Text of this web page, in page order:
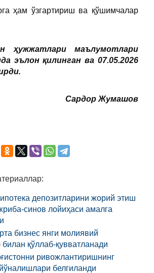
ҳам ўзгартириш ва қўшимчалар
ҳужжатлари маълумотлари
эълон қилинган ва 07.05.2026
СардорЖумашов
депозитларини жорий этиш
синов лойиҳаси амалга
бизнес янги молиявий
билан қўллаб-қувватланади
ривожлантиришнинг
белгиланди